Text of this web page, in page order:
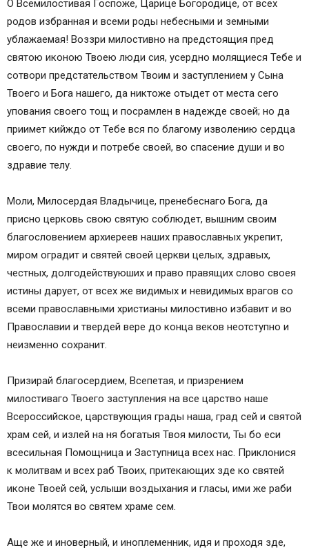
О Всемилостивая Госпоже, Царице Богородице, от всех
родов избранная и всеми роды небесными и земными
ублажаемая! Воззри милостивно на предстоящия пред
святою иконою Твоею люди сия, усердно молящиеся Тебе и
сотвори предстательством Твоим и заступлением у Сына
Твоего и Бога нашего, да никтоже отыдет от места сего
упования своего тощ и посрамлен в надежде своей; но да
приимет кийждо от Тебе вся по благому изволению сердца
своего, по нужди и потребе своей, во спасение души и во
здравие телу.
Моли, Милосердая Владычице, пренебеснаго Бога, да
присно церковь свою святую соблюдет, вышним своим
благословением архиереев наших православных укрепит,
миром оградит и святей своей церкви целых, здравых,
честных, долгодействуюших и право правящих слово своея
истины дарует, от всех же видимых и невидимых врагов со
всеми православными христианы милостивно избавит и во
Православии и твердей вере до конца веков неотступно и
неизменно сохранит.
Призирай благосердием, Всепетая, и призрением
милостиваго Твоего заступления на все царство наше
Всероссийское, царствующия грады наша, град сей и святой
храм сей, и излей на ня богатыя Твоя милости, Ты бо еси
всесильная Помощница и Заступница всех нас. Приклонися
к молитвам и всех раб Твоих, притекающих зде ко святей
иконе Твоей сей, услыши воздыхания и гласы, ими же раби
Твои молятся во святем храме сем.
Аще же и иноверный, и иноплеменник, идя и проходя зде,